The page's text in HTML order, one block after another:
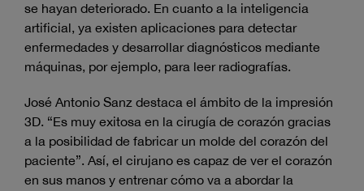
se hayan deteriorado. En cuanto a la inteligencia
artificial, ya existen aplicaciones para detectar
enfermedades y desarrollar diagnósticos mediante
máquinas, por ejemplo, para leer radiografías.
José Antonio Sanz destaca el ámbito de la impresión
3D. “Es muy exitosa en la cirugía de corazón gracias
a la posibilidad de fabricar un molde del corazón del
paciente”. Así, el cirujano es capaz de ver el corazón
en sus manos y entrenar cómo va a abordar la